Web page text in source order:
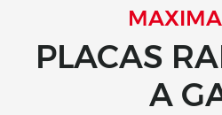
PLACAS
A